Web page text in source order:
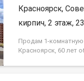
Красноярск,
кирпич, 2 этаж,
Продам 1-комнатную
Красноярск, 60 лет